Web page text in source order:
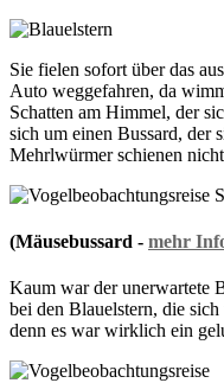
Sie fielen sofort über das
Auto weggefahren, da
Schatten am Himmel, der
sich um einen Bussard, der
Mehrlwürmer schienen
(Mäusebussard - mehr
Kaum war der unerwartete
bei den Blauelstern, die
denn es war wirklich ein